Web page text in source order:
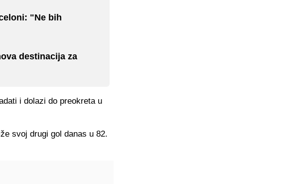
"Ne bih
destinacija za
i dolazi do preokreta u
svoj drugi gol danas u 82.